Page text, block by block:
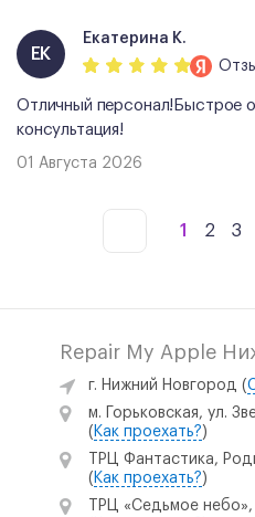
ЕК
Екатерина К.
Отличный персонал!Быстрое
консультация!
01 Августа 2026
1 2 3
Repair My Apple
г. Нижний Новгород (
м. Горьковская, ул.
( Как проехать?)
ТРЦ Фантастика,
( Как проехать?)
ТРЦ «Седьмое небо»,